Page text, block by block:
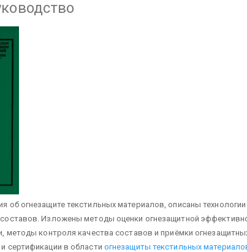
об огнезащите текстильных материалов, описаны технологии
Изложены методы оценки огнезащитной
методы контроля качества составов и приёмки
и сертификации в области огнезащиты текстильных